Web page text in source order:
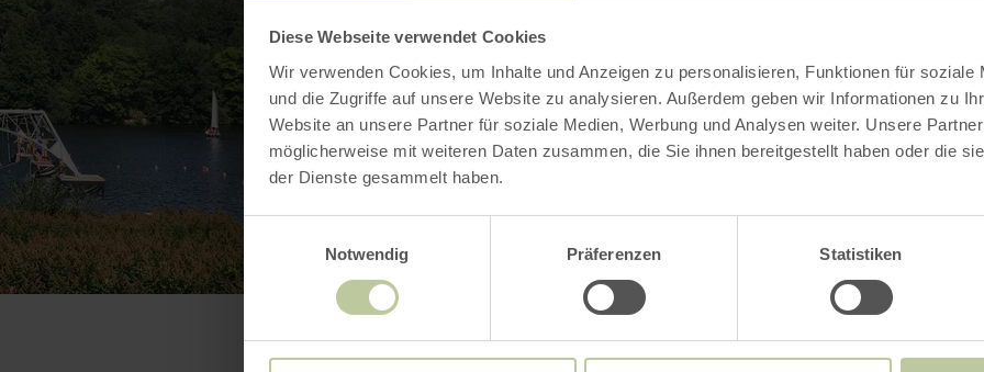
Diese Webseite verwendet Cookies
Wir verwenden Cookies, um Inhalte und Anzeigen zu personalisieren, Funktionen für soziale
und die Zugriffe auf unsere Website zu analysieren. Außerdem geben wir Informationen zu
Website an unsere Partner für soziale Medien, Werbung und Analysen weiter. Unsere
möglicherweise mit weiteren Daten zusammen, die Sie ihnen bereitgestellt haben oder die
der Dienste gesammelt haben.
Notwendig
Präferenzen Statistiken